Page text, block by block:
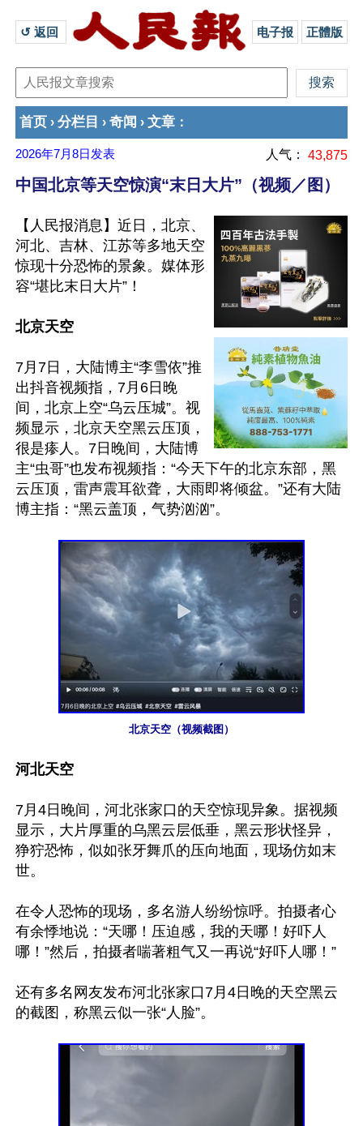
↺ 返回 电子报 正體版
首页 › 分栏目 › 奇闻 › 文章 ：
2026年7月8日 发表 人气： 43,875
中国北京等天空惊演“末日大片”（视频／图）
【人民报消息】近日，北京、
河北、吉林、江苏等多地天空
惊现十分恐怖的景象。媒体形
容“堪比末日大片”！
北京天空
7月7日，大陆博主“李雪依”推
出抖音视频指，7月6日晚
间，北京上空“乌云压城”。视
频显示，北京天空黑云压顶，
很是瘆人。7日晚间，大陆博
主“虫哥”也发布视频指：“今天下午的北京东部，黑
云压顶，雷声震耳欲聋，大雨即将倾盆。”还有大陆
博主指：“黑云盖顶，气势汹汹”。
北京天空（视频截图）
河北天空
7月4日晚间，河北张家口的天空惊现异象。据视频
显示，大片厚重的乌黑云层低垂，黑云形状怪异，
狰狞恐怖，似如张牙舞爪的压向地面，现场仿如末
世。
在令人恐怖的现场，多名游人纷纷惊呼。拍摄者心
有余悸地说：“天哪！压迫感，我的天哪！好吓人
哪！”然后，拍摄者喘著粗气又一再说“好吓人哪！”
还有多名网友发布河北张家口7月4日晚的天空黑云
的截图，称黑云似一张“人脸”。